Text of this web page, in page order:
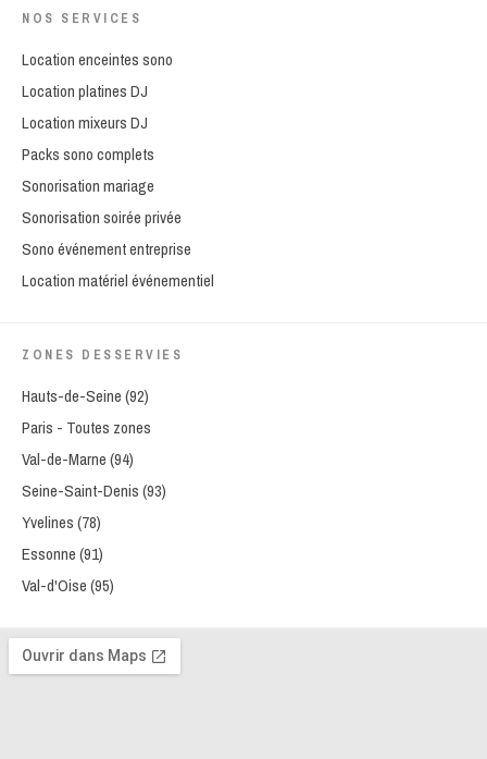
NOS SERVICES
Location enceintes sono
Location platines DJ
Location mixeurs DJ
Packs sono complets
Sonorisation mariage
Sonorisation soirée privée
Sono événement entreprise
Location matériel événementiel
ZONES DESSERVIES
Hauts-de-Seine (92)
Paris - Toutes zones
Val-de-Marne (94)
Seine-Saint-Denis (93)
Yvelines (78)
Essonne (91)
Val-d'Oise (95)